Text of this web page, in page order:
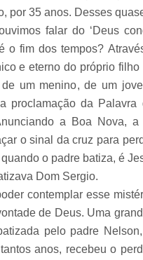
por 35 anos. Desses
falar do ‘Deus
o fim dos tempos?
e eterno do próprio
de um menino, de um
proclamação da
a Boa Nova,
o sinal da cruz para
o padre batiza, é
Dom Sergio.
contemplar esse
de Deus. Uma
pelo padre
anos, recebeu o